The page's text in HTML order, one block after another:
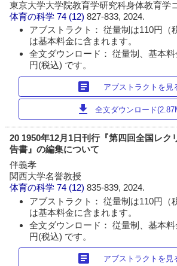
東京大学大学院教育学研究科身体教育学
体育の科学 74 (12)827-833, 2024.
アブストラクト： 従量制は110円（
は基本料金に含まれます。
全文ダウンロード： 従量制、基本
円(税込) です。
article アブストラクトを見
download 全文ダウンロード
20 1950年12月1日刊行『第四回全国レク
告書』の編集について
伴義孝
関西大学名誉教授
体育の科学 74 (12)835-839, 2024.
アブストラクト： 従量制は110円（
は基本料金に含まれます。
全文ダウンロード： 従量制、基本
円(税込) です。
article アブストラクトを見